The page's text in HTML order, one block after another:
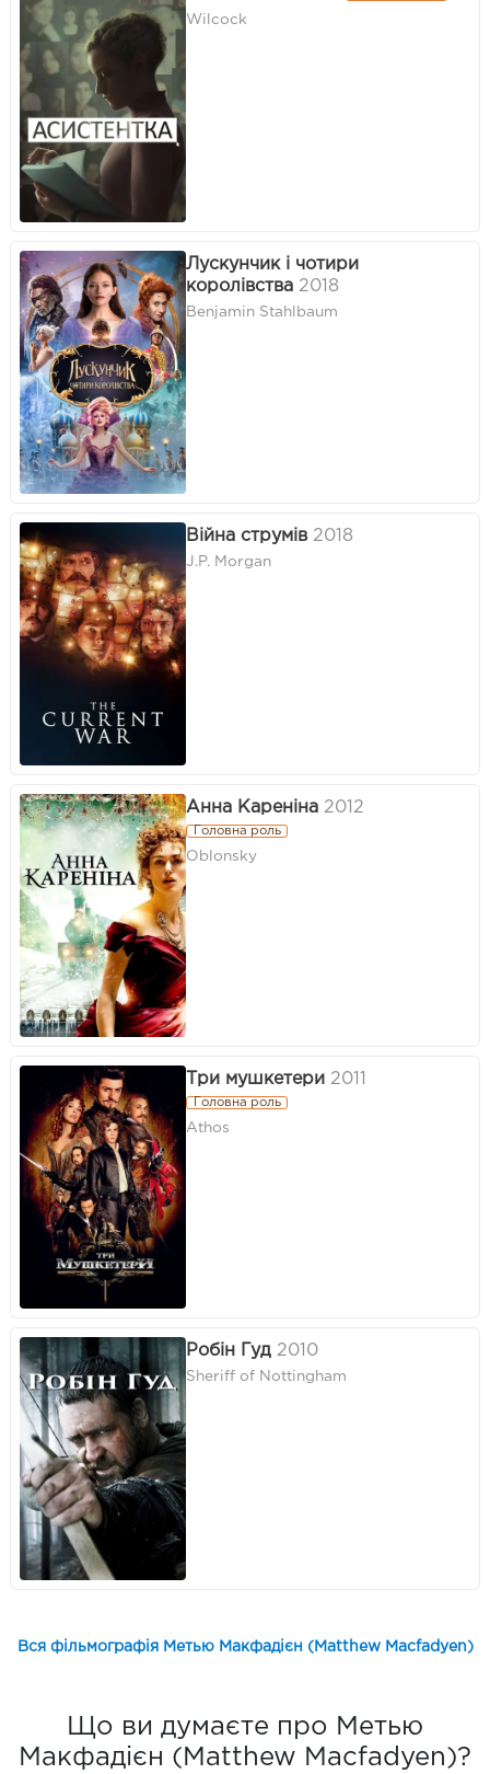
Wilcock
Лускунчик і чотири
королівства 2018
Benjamin Stahlbaum
Війна струмів 2018
J.P. Morgan
Анна Кареніна 2012
Головна роль
Oblonsky
Три мушкетери 2011
Головна роль
Athos
Робін Гуд 2010
Sheriff of Nottingham
Вся фільмографія Метью Макфадієн (Matthew Macfadyen)
Що ви думаєте про Метью
Макфадієн (Matthew Macfadyen)?